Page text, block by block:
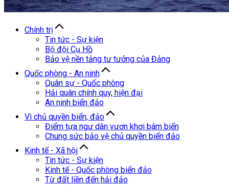
Chính trị
Tin tức - Sự kiện
Bộ đội Cụ Hồ
Bảo vệ nền tảng tư tưởng của Đảng
Quốc phòng - An ninh
Quân sự - Quốc phòng
Hải quân chính quy, hiện đại
An ninh biển đảo
Vì chủ quyền biển, đảo
Điểm tựa ngư dân vươn khơi bám biển
Chung sức bảo vệ chủ quyền biển đảo
Kinh tế - Xã hội
Tin tức - Sự kiện
Kinh tế - Quốc phòng biển đảo
Từ đất liền đến hải đảo